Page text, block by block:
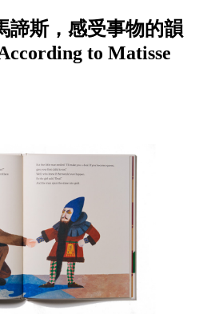
諦斯，感受事物的韻
to Matisse